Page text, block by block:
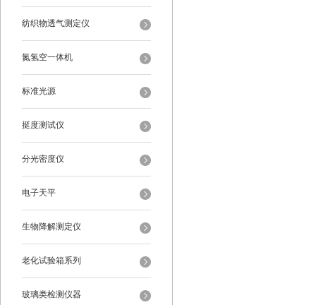
纺织物透气测定仪
氮氢空一体机
标准光源
挺度测试仪
分光密度仪
电子天平
生物降解测定仪
老化试验箱系列
玻璃类检测仪器